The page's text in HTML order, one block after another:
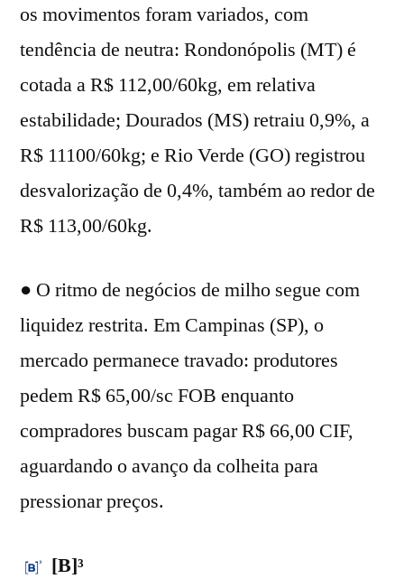
os movimentos foram variados, com
tendência de neutra: Rondonópolis (MT) é
cotada a R$ 112,00/60kg, em relativa
estabilidade; Dourados (MS) retraiu 0,9%, a
R$ 11100/60kg; e Rio Verde (GO) registrou
desvalorização de 0,4%, também ao redor de
R$ 113,00/60kg.
● O ritmo de negócios de milho segue com
liquidez restrita. Em Campinas (SP), o
mercado permanece travado: produtores
pedem R$ 65,00/sc FOB enquanto
compradores buscam pagar R$ 66,00 CIF,
aguardando o avanço da colheita para
pressionar preços.
[B]³